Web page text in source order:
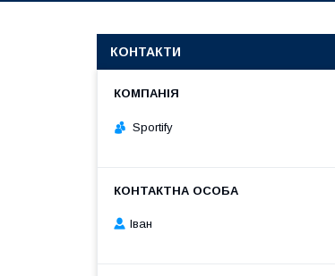
КОНТАКТИ
Sportify
Іван